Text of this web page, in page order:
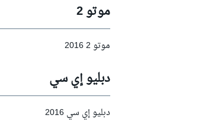
سباقات التحمّل
موتو 2
موتو 2 2016
دبليو إي سي
دبليو إي سي 2016